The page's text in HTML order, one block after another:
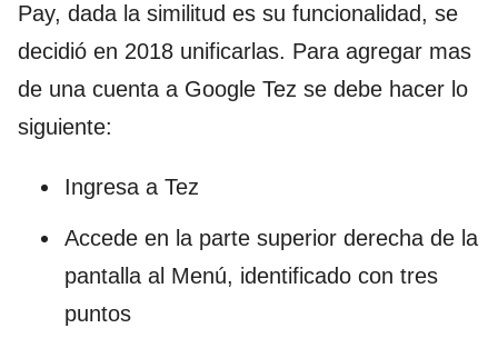
Pay, dada la similitud es su funcionalidad, se
decidió en 2018 unificarlas. Para agregar mas
de una cuenta a Google Tez se debe hacer lo
siguiente:
Ingresa a Tez
Accede en la parte superior derecha de la
pantalla al Menú, identificado con tres
puntos